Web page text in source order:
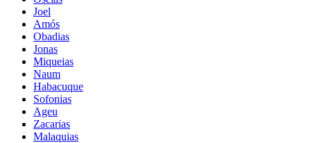
Joel
Amós
Obadias
Jonas
Miqueias
Naum
Habacuque
Sofonias
Ageu
Zacarias
Malaquias